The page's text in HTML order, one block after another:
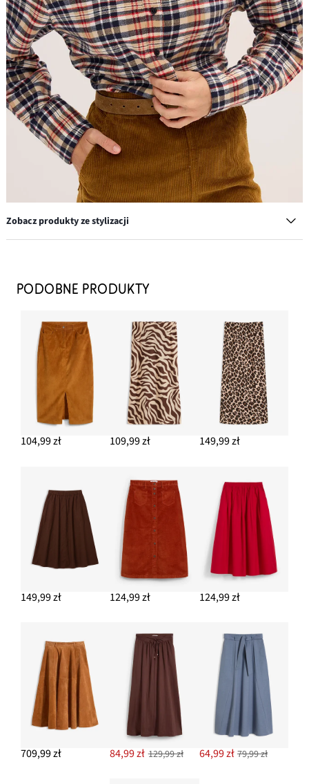
Zobacz produkty ze stylizacji
97,99 zł
Krótkie botki
69,99 zł
DODAJ DO KOSZYKA
Koszula z bawełnianej flaneli
104,99 zł
PODOBNE PRODUKTY
104,99 zł 109,99 zł 149,99 zł
149,99 zł 124,99 zł 124,99 zł
709,99 zł 84,99 zł 129,99 zł 64,99 zł 79,99 zł